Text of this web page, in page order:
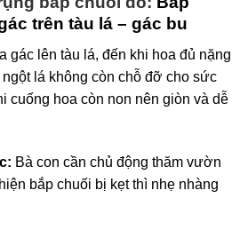
trên tàu lá – gác bu
gác lên tàu lá, đến khi hoa đủ nặng
lá không còn chỗ đỡ cho sức
cuống hoa còn non nên giòn và dễ
Bà con cần chủ động thăm vườn
bắp chuối bị kẹt thì nhẹ nhàng